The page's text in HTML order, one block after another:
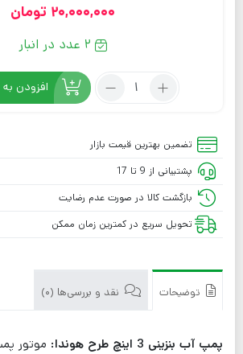
20,000,000 تومان
2 عدد در انبار
افزودن
تضمین بهترین قیمت بازار
پشتیبانی از 9 تا 17
بازگشت کالا در صورت عدم رضایت
تحویل سریع در کمترین زمان ممکن
توضیحات نقد و بررسی‌ها (0)
پمپ آب بنزینی 3 اینچ طرح هوندا:
موتور